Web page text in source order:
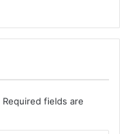
Required fields are